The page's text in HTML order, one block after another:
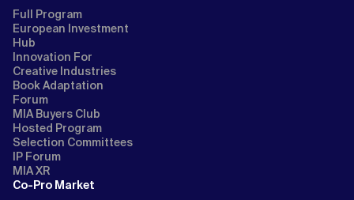
Full Program
European Investment
Hub
Innovation For
Creative Industries
Book Adaptation
Forum
MIA Buyers Club
Hosted Program
Selection Committees
IP Forum
MIA XR
Co-Pro Market